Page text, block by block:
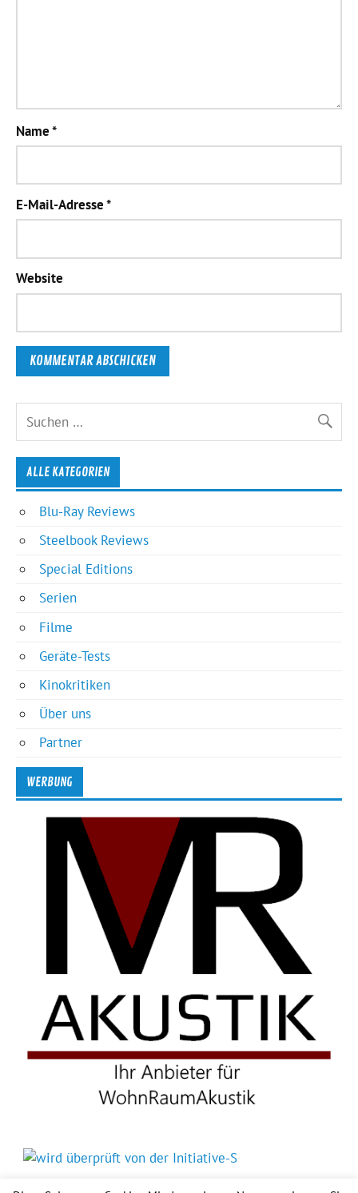
Name*
E-Mail-Adresse*
Website
ALLE KATEGORIEN
Blu-Ray Reviews
Steelbook Reviews
Special Editions
Serien
Filme
Geräte-Tests
Kinokritiken
Über uns
Partner
WERBUNG